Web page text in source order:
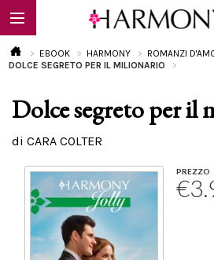
EBOOK
Calendario
EBOOK HARMONY ROMANZI
DOLCE SEGRETO PER IL MILIONARIO
Dolce segreto per il
di CARA COLTER
PREZZO